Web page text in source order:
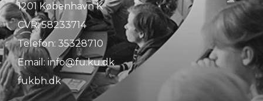
1201 København K
CVR: 58233714
Telefon: 35328710
Email: info@fu.ku.dk
fukbh.dk